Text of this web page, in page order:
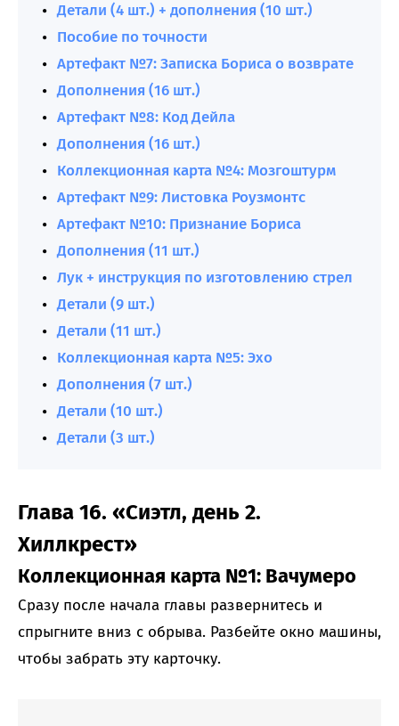
Детали (4 шт.) + дополнения (10 шт.)
Пособие по точности
Артефакт №7: Записка Бориса о возврате
Дополнения (16 шт.)
Артефакт №8: Код Дейла
Дополнения (16 шт.)
Коллекционная карта №4: Мозгоштурм
Артефакт №9: Листовка Роузмонтс
Артефакт №10: Признание Бориса
Дополнения (11 шт.)
Лук + инструкция по изготовлению стрел
Детали (9 шт.)
Детали (11 шт.)
Коллекционная карта №5: Эхо
Дополнения (7 шт.)
Детали (10 шт.)
Детали (3 шт.)
Глава 16. «Сиэтл, день 2.
Хиллкрест»
Коллекционная карта №1: Вачумеро
Сразу после начала главы развернитесь и
спрыгните вниз с обрыва. Разбейте окно машины,
чтобы забрать эту карточку.